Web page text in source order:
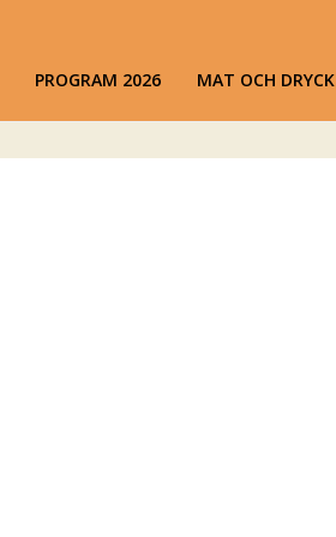
PROGRAM 2026 MAT OCH DRYCK